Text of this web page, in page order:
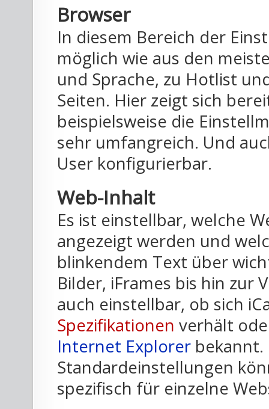
Browser
In diesem Bereich der
möglich wie aus den
und Sprache, zu Hotlist
Seiten. Hier zeigt sich
beispielsweise die
sehr umfangreich. Und
User konfigurierbar.
Web-Inhalt
Es ist einstellbar, welche
angezeigt werden und
blinkendem Text über
Bilder, iFrames bis hin zur
auch einstellbar, ob sich
Spezifikationen verhält
Internet Explorer
Standardeinstellungen
spezifisch für einzelne